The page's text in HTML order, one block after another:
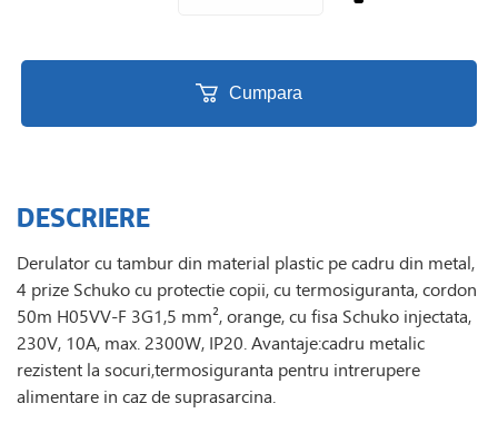
Cumpara
DESCRIERE
Derulator cu tambur din material plastic pe cadru din metal,
4 prize Schuko cu protectie copii, cu termosiguranta, cordon
50m H05VV-F 3G1,5 mm², orange, cu fisa Schuko injectata,
230V, 10A, max. 2300W, IP20. Avantaje:cadru metalic
rezistent la socuri,termosiguranta pentru intrerupere
alimentare in caz de suprasarcina.